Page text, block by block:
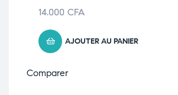
14.000 CFA
AJOUTER AU PANIER
Comparer